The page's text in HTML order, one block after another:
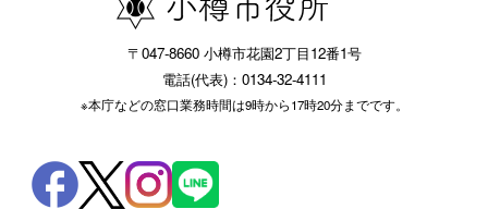
〒047-8660 小樽市花園2丁目12番1号
電話(代表)：0134-32-4111
※本庁などの窓口業務時間は9時から17時20分までです。